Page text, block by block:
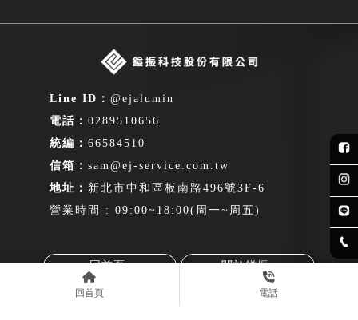
回首頁 電話
@ejalumin
0289510656
66584510
sam@ej-service.com.tw
新北市中和區板南路496號3F-6
營業時間 : 09:00~18:00(周一~周五)
回首頁 關於鎰振
服務項目 服務流程